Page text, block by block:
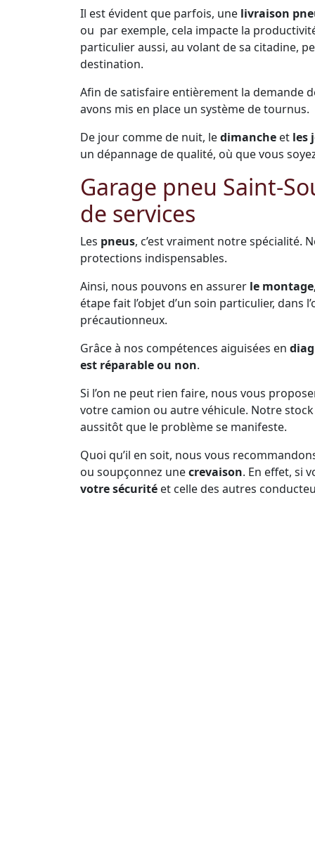
Il est évident que parfois, une livraison
ou par exemple, cela impacte la
particulier aussi, au volant de sa citadine,
destination.
Afin de satisfaire entièrement la demande
avons mis en place un système de tournus.
De jour comme de nuit, ledimanche et les
un dépannage de qualité, où que vous
Garage pneu Saint-
de services
Les pneus, c’est vraiment notre spécialité.
protections indispensables.
Ainsi, nous pouvons en assurer le
étape fait l’objet d’un soin particulier, dans
précautionneux.
Grâce à nos compétences aiguisées en
est réparable ou non.
Si l’on ne peut rien faire, nous vous
votre camion ou autre véhicule. Notre
aussitôt que le problème se manifeste.
Quoi qu’il en soit, nous vous
ou soupçonnez unecrevaison. En effet, si
votre sécurité et celle des autres